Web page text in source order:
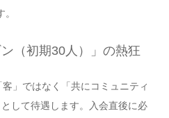
（初期30人）」の熱狂
」ではなく「共にコミュニティ
して待遇します。入会直後に必